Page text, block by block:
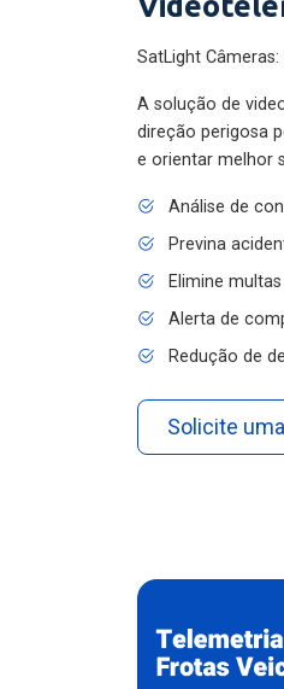
SatLight
A solução de
direção perigosa
e orientar melhor
Análise de
Previna
Elimine
Alerta de
Redução de
Solicite